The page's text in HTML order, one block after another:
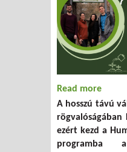
Read more
A hosszú távú
ezért kezd a
programba